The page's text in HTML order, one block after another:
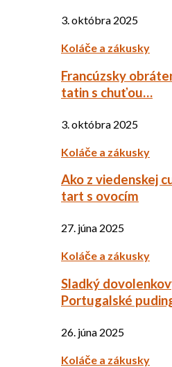
3. októbra 2025
Koláče a zákusky
Francúzsky
tatin s chuťou…
3. októbra 2025
Koláče a zákusky
Ako z viedenskej
tart s ovocím
27. júna 2025
Koláče a zákusky
Sladký
Portugalské
26. júna 2025
Koláče a zákusky